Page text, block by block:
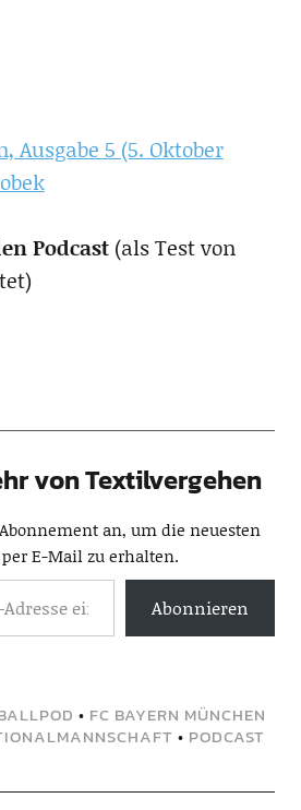
Ausgabe 5 (5. Oktober
Podcast(als Test von
von Textilvergehen
an, um die neuesten
E-Mail zu erhalten.
Abonnieren
• FC BAYERN MÜNCHEN
• PODCAST